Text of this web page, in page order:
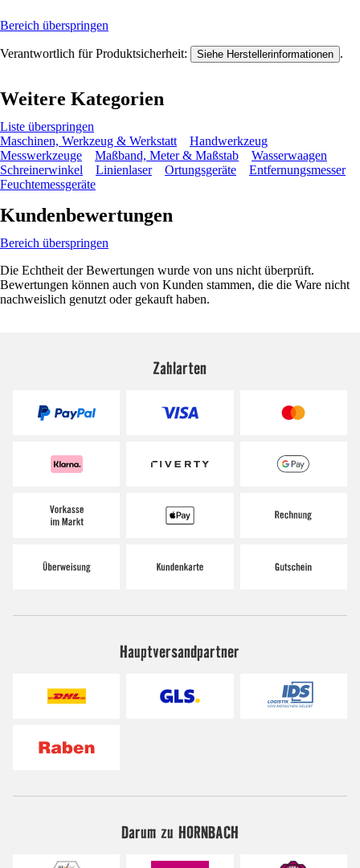
Bereich überspringen
Verantwortlich für Produktsicherheit: Siehe Herstellerinformationen .
Weitere Kategorien
Liste überspringen
Maschinen, Werkzeug & Werkstatt
Handwerkzeug
Messwerkzeuge
Maßband, Meter & Maßstab
Wasserwaagen
Schreinerwinkel
Linienlaser Ortungsgeräte
Entfernungsmesser
Feuchtemessgeräte
Kundenbewertungen
Bereich überspringen
Die Echtheit der Bewertungen wurde von uns nicht überprüft.
Bewertungen können auch von Kunden stammen, die die Ware nicht
nachweislich genutzt oder gekauft haben.
Zahlarten
Hauptversandpartner
Darum zu HORNBACH